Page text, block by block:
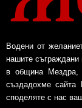
Водени от
нашите съграждани
в община Мездра,
създадохме сайта
споделяте с нас